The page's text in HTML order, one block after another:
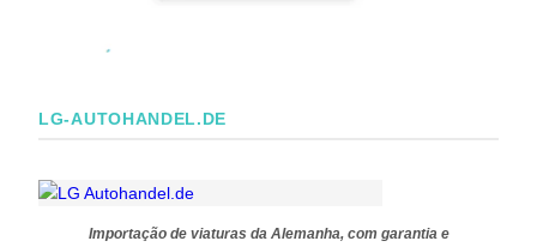
LG-AUTOHANDEL.DE
Importação de viaturas da Alemanha, com garantia e